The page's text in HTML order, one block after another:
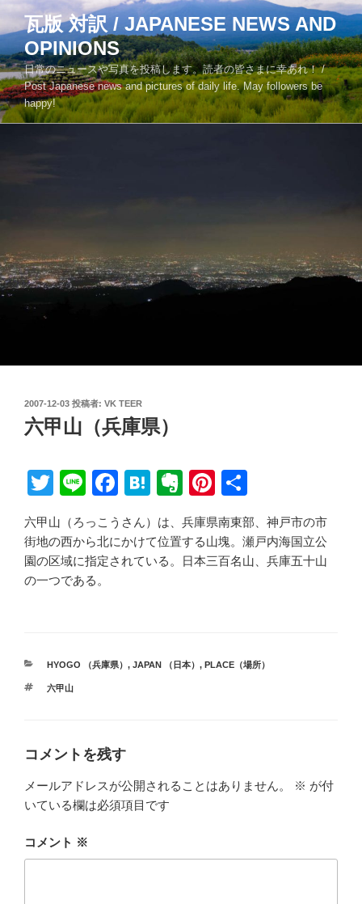
ン
ン
ツ
へ
ス
瓦版 対訳 / JAPANESE NEWS AND
OPINIONS
日常のニュースや写真を投稿します。読者の皆さまに幸あれ！ /
Post Japanese news and pictures of daily life. May followers be
happy!
投
稿
日:
2007-12-03 投稿者: VK TEER
六甲山（兵庫県）
T
wi
tt
er
Li
e
F
c
e
k
H
e
n
E
er
n
Pi
nt
er
e
有
六甲山（ろっこうさん）は、兵庫県南東部、神戸市の市
街地の西から北にかけて位置する山塊。瀬戸内海国立公
園の区域に指定されている。日本三百名山、兵庫五十山
の一つである。
カ
ゴ
HYOGO （兵庫県） , JAPAN （日本） , PLACE（場所）
タ
六甲山
コメントを残す
メールアドレスが公開されることはありません。 ※ が付
いている欄は必須項目です
コメント ※